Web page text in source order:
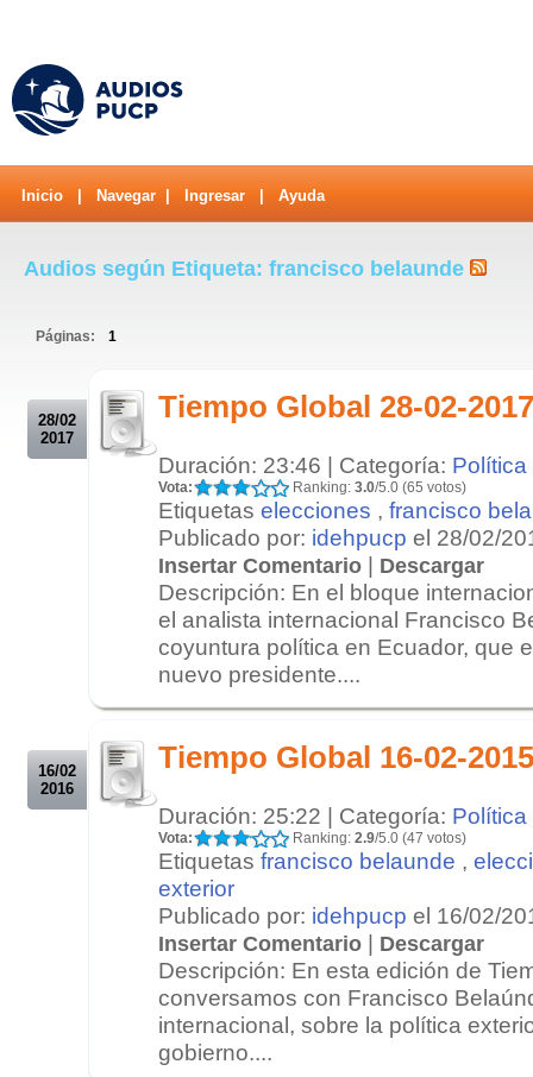
Inicio Navegar Ingresar Ayuda
Audios según Etiqueta: francisco belaunde
Páginas: 1
28/02
2017
Tiempo Global 28-02-
Duración: 23:46 | Categoría: Política
Vota: Ranking: 3.0/5.0 (65 votos)
Etiquetas elecciones , francisco
Publicado por: idehpucp el 28/02/
Insertar Comentario | Descargar
Descripción: En el bloque
el analista internacional Francisco
coyuntura política en Ecuador, que
nuevo presidente....
16/02
2016
Tiempo Global 16-02-
Duración: 25:22 | Categoría: Política
Vota: Ranking: 2.9/5.0 (47 votos)
Etiquetas francisco belaunde ,
exterior
Publicado por: idehpucp el 16/02/
Insertar Comentario | Descargar
Descripción: En esta edición de
conversamos con Francisco
internacional, sobre la política
gobierno....